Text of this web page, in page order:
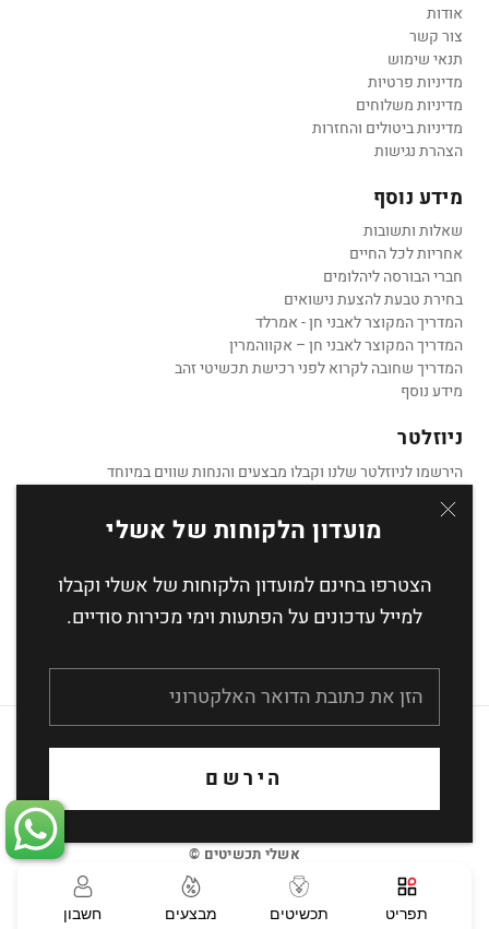
מועדון הלקוחות של אשלי
הצטרפו בחינם למועדון הלקוחות של אשלי וקבלו
למייל עדכונים על הפתעות וימי מכירות סודיים.
הירשם
אודות
צור קשר
תנאי שימוש
מדיניות פרטיות
מדיניות משלוחים
מדיניות ביטולים והחזרות
הצהרת נגישות
מידע נוסף
שאלות ותשובות
אחריות לכל החיים
חברי הבורסה ליהלומים
בחירת טבעת להצעת נישואים
המדריך המקוצר לאבני חן - אמרלד
המדריך המקוצר לאבני חן – אקווהמרין
המדריך שחובה לקרוא לפני רכישת תכשיטי זהב
מידע נוסף
ניוזלטר
הירשמו לניוזלטר שלנו וקבלו מבצעים והנחות שווים במיוחד
הצטרף
העסקה מאובטחת באמצעות הצפנת SSL
אשלי תכשיטים ©
תפריט תכשיטים מבצעים חשבון